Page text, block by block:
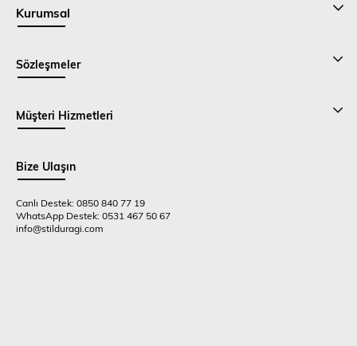
Kurumsal
Sözleşmeler
Müşteri Hizmetleri
Bize Ulaşın
Canlı Destek: 0850 840 77 19
WhatsApp Destek: 0531 467 50 67
info@stilduragi.com